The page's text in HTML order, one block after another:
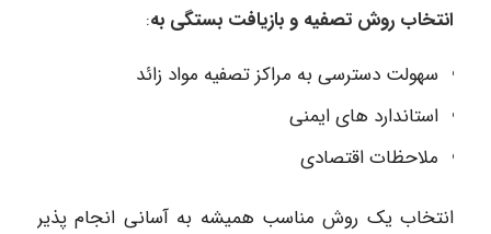
انتخاب روش تصفیه و بازیافت بستگی به:
سهولت دسترسی به مراکز تصفیه مواد زائد
استاندارد های ایمنی
ملاحظات اقتصادی
انتخاب یک روش مناسب همیشه به آسانی انجام پذیر